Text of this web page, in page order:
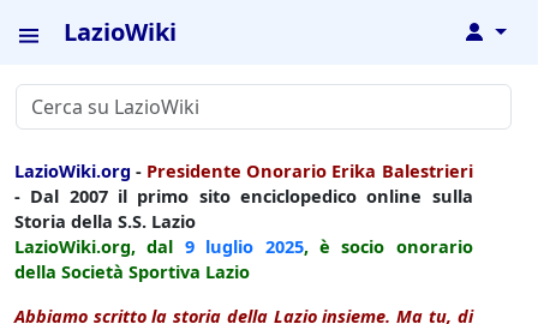
LazioWiki ↓
LazioWiki.org - Presidente Onorario Erika Balestrieri
- Dal 2007 il primo sito enciclopedico online sulla
Storia della S.S. Lazio
LazioWiki.org, dal 9 luglio 2025, è socio onorario
della Società Sportiva Lazio
Abbiamo scritto la storia della Lazio insieme. Ma tu, di